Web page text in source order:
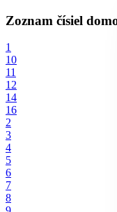
Zoznam čísiel
1
10
11
12
14
16
2
3
4
5
6
7
8